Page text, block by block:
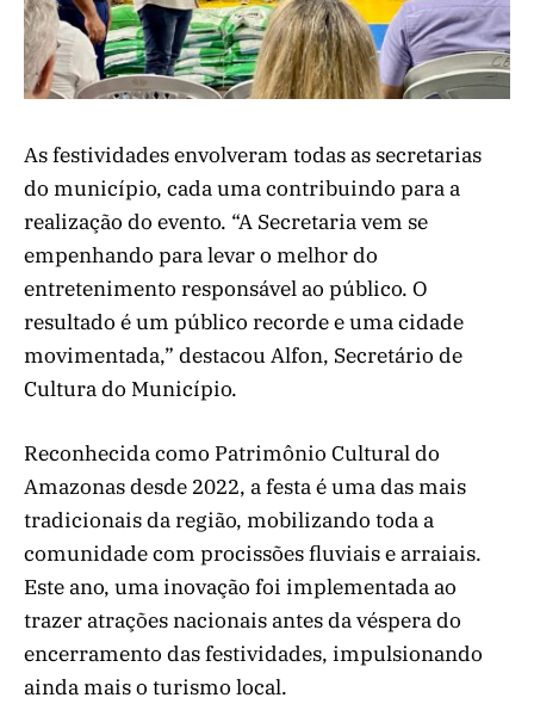
As festividades envolveram todas as secretarias
do município, cada uma contribuindo para a
realização do evento. “A Secretaria vem se
empenhando para levar o melhor do
entretenimento responsável ao público. O
resultado é um público recorde e uma cidade
movimentada,” destacou Alfon, Secretário de
Cultura do Município.
Reconhecida como Patrimônio Cultural do
Amazonas desde 2022, a festa é uma das mais
tradicionais da região, mobilizando toda a
comunidade com procissões fluviais e arraiais.
Este ano, uma inovação foi implementada ao
trazer atrações nacionais antes da véspera do
encerramento das festividades, impulsionando
ainda mais o turismo local.